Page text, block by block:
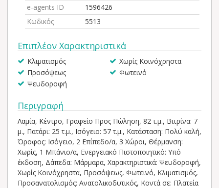
e-agents ID
1596426
Κωδικός
5513
Επιπλέον Χαρακτηριστικά
Κλιματισμός
Χωρίς Κοινόχρηστα
Προσόψεως
Φωτεινό
Ψευδοροφή
Περιγραφή
Λαμία, Κέντρο, Γραφείο Προς Πώληση, 82 τ.μ., Βιτρίνα: 7
μ., Πατάρι: 25 τ.μ., Ισόγειο: 57 τ.μ., Κατάσταση: Πολύ καλή,
Όροφος: Ισόγειο, 2 Επίπεδο/α, 3 Χώροι, Θέρμανση:
Χωρίς, 1 Μπάνιο/α, Ενεργειακό Πιστοποιητικό: Υπό
έκδοση, Δάπεδα: Μάρμαρα, Χαρακτηριστικά: Ψευδοροφή,
Χωρίς Κοινόχρηστα, Προσόψεως, Φωτεινό, Κλιματισμός,
Προσανατολισμός: Ανατολικοδυτικός, Κοντά σε: Πλατεία